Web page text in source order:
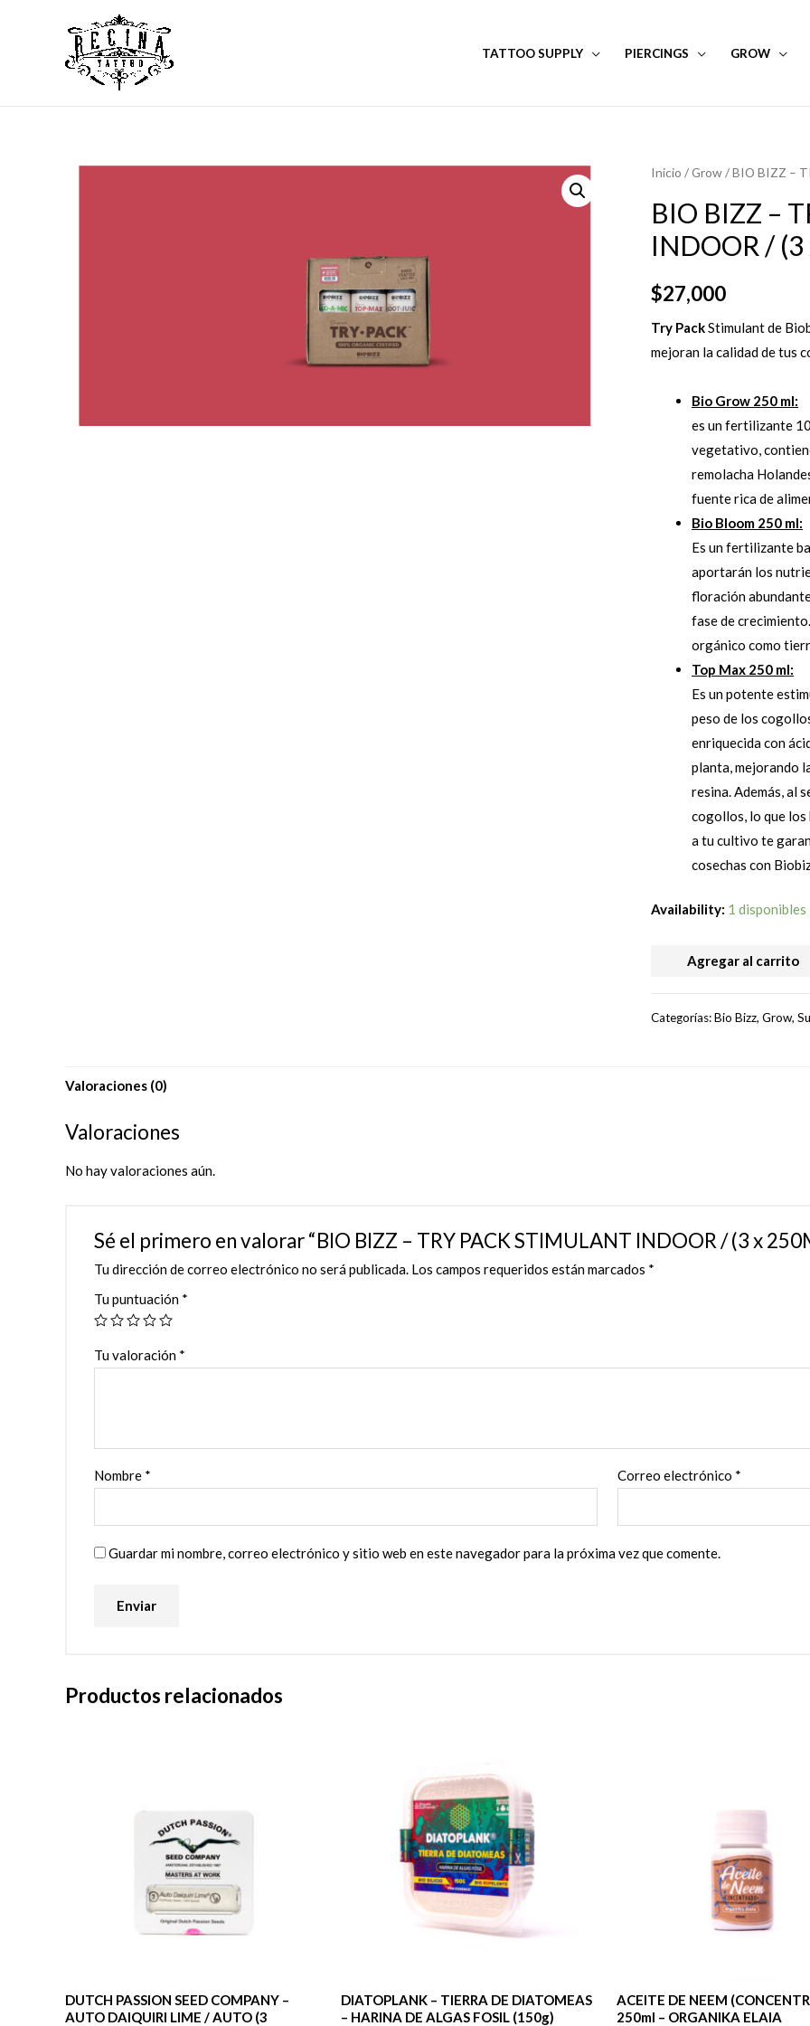
TATTOO SUPPLY PIERCINGS GROW
Inicio /Grow/ BIO BIZZ –
BIO BIZZ –
INDOOR /
$27,000
Try PackStimulant de
mejoran la calidad de tus
Bio Grow 250 ml:
es un fertilizante
vegetativo,
remolacha
fuente rica de
Bio Bloom 250 ml:
Es un fertilizante
aportarán los
floración
fase de
orgánico como
Top Max 250 ml:
Es un potente
peso de los
enriquecida con
planta, mejorando
resina. Además, al
cogollos, lo que los
a tu cultivo te
cosechas con
Availability: 1 disponibles
Agregar al carrito
Categorías:Bio Bizz, Grow,
Valoraciones (0)
Valoraciones
No hay valoraciones aún.
Sé el primero en valorar “BIO BIZZ – TRY PACK STIMULANT INDOOR / (3 x
Tu dirección de correo electrónico no será publicada. Los campos requeridos están marcados *
Tu puntuación *
Tu valoración *
Nombre * Correo electrónico *
Guardar mi nombre, correo electrónico y sitio web en este navegador para la próxima vez que comente.
Productos relacionados
DUTCH PASSION SEED COMPANY –
AUTO DAIQUIRI LIME / AUTO (3
DIATOPLANK – TIERRA DE DIATOMEAS
– HARINA DE ALGAS FOSIL (150g)
ACEITE DE NEEM
250ml – ORGANIKA ELAIA